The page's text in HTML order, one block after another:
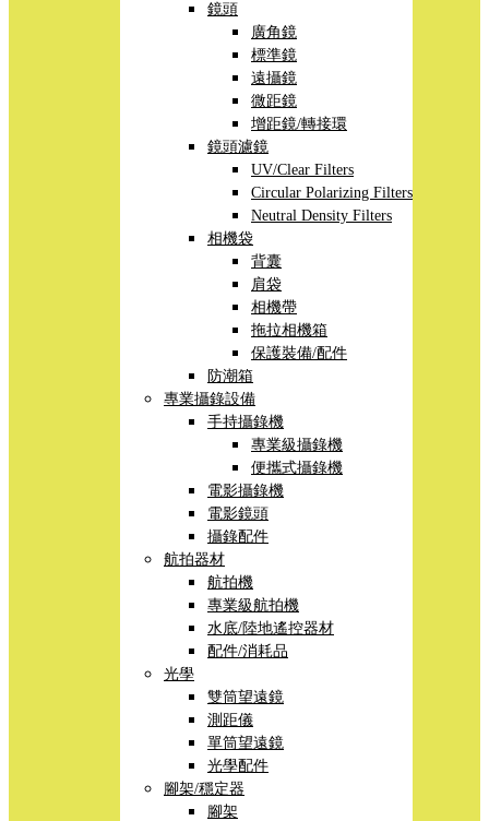
鏡頭
廣角鏡
標準鏡
遠攝鏡
微距鏡
增距鏡/轉接環
鏡頭濾鏡
UV/Clear Filters
Circular Polarizing Filters
Neutral Density Filters
相機袋
背囊
肩袋
相機帶
拖拉相機箱
保護裝備/配件
防潮箱
專業攝錄設備
手持攝錄機
專業級攝錄機
便攜式攝錄機
電影攝錄機
電影鏡頭
攝錄配件
航拍器材
航拍機
專業級航拍機
水底/陸地遙控器材
配件/消耗品
光學
雙筒望遠鏡
測距儀
單筒望遠鏡
光學配件
腳架/穩定器
腳架